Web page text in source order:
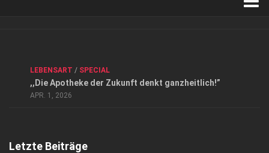
Datenschutzerklärung
Top Magazin Dresden / Ostsachsen
LEBENSART / SPECIAL
,,Die Apotheke der Zukunft denkt ganzheitlich!”
APR. 1, 2026
Letzte Beiträge